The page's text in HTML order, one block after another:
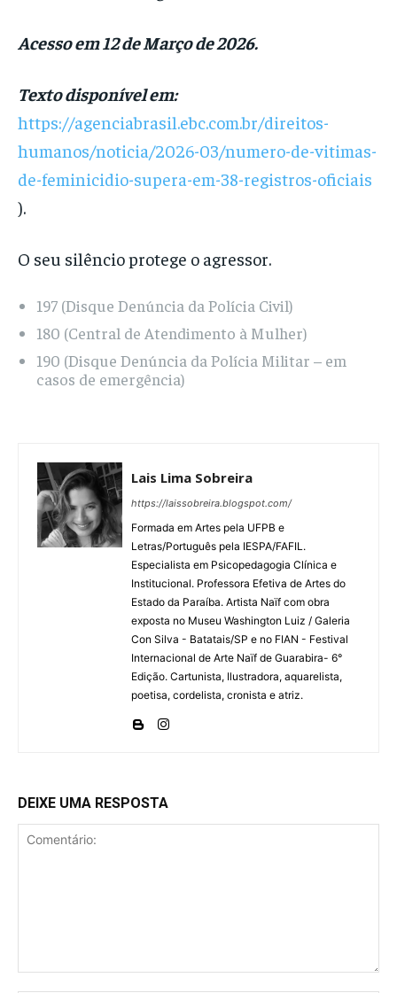
Acesso em 12 de Março de 2026.
Texto disponível em:
https://agenciabrasil.ebc.com.br/direitos-
humanos/noticia/2026-03/numero-de-vitimas-
de-feminicidio-supera-em-38-registros-oficiais
).
O seu silêncio protege o agressor.
197 (Disque Denúncia da Polícia Civil)
180 (Central de Atendimento à Mulher)
190 (Disque Denúncia da Polícia Militar – em
casos de emergência)
Lais Lima Sobreira
https://laissobreira.blogspot.com/
Formada em Artes pela UFPB e
Letras/Português pela IESPA/FAFIL.
Especialista em Psicopedagogia Clínica e
Institucional. Professora Efetiva de Artes do
Estado da Paraíba. Artista Naïf com obra
exposta no Museu Washington Luiz / Galeria
Con Silva - Batatais/SP e no FIAN - Festival
Internacional de Arte Naïf de Guarabira- 6°
Edição. Cartunista, Ilustradora, aquarelista,
poetisa, cordelista, cronista e atriz.
DEIXE UMA RESPOSTA